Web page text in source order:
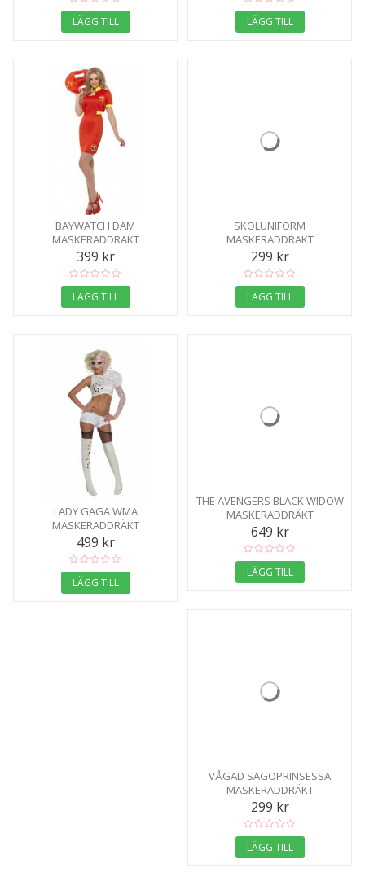
LÄGG TILL LÄGG TILL
BAYWATCH DAM
MASKERADDRÄKT
399 kr
LÄGG TILL
SKOLUNIFORM
MASKERADDRÄKT
299 kr
LÄGG TILL
LADY GAGA WMA
MASKERADDRÄKT
499 kr
LÄGG TILL
THE AVENGERS BLACK WIDOW
MASKERADDRÄKT
649 kr
LÄGG TILL
VÅGAD SAGOPRINSESSA
MASKERADDRÄKT
299 kr
LÄGG TILL